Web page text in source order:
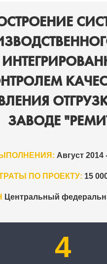
ЗАВОДЕ
Август
ПО ПРОЕКТУ: 15
Центральный
4